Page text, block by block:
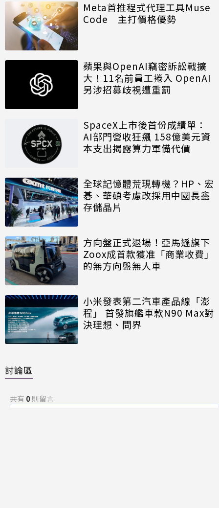
Meta首推程式代理工具Muse
Code 主打價格優勢
蘋果與OpenAI竊密訴訟戰擴
大！11名前員工捲入 OpenAI
另涉招募歧視遭重罰
SpaceX上市後首份成績單：
AI部門營收狂飆 158億美元資
本支出揭露算力軍備代價
全球記憶體荒現轉機？HP、宏
碁、華碩考慮改採用中國長鑫
存儲晶片
方向盤正式退場！亞馬遜旗下
Zoox成首款獲准「商業收費」
的無方向盤無人車
小米發表第二汽車產品線「澎
程」 首發旗艦車款N90 Max對
決理想、問界
討論區
共有 0則留言